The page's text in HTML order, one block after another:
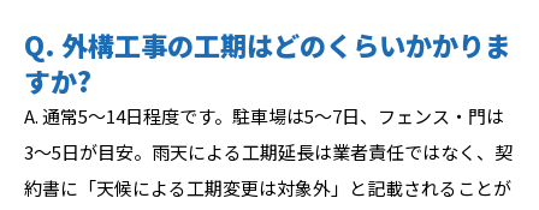
Q. 外構工事の工期はどのくらいかかりま
すか?
A. 通常5〜14日程度です。駐車場は5〜7日、フェンス・門は
3〜5日が目安。雨天による工期延長は業者責任ではなく、契
約書に「天候による工期変更は対象外」と記載されることが